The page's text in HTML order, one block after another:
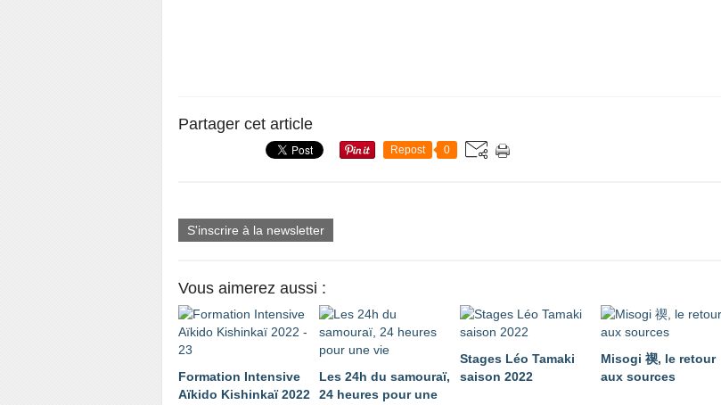
Partager cet article
Repost 0
S'inscrire à la newsletter
Vous aimerez aussi :
Formation Intensive
Aïkido Kishinkaï 2022
Les 24h du samouraï,
24 heures pour une
Stages Léo Tamaki
saison 2022
Misogi 禊, le retour
aux sources